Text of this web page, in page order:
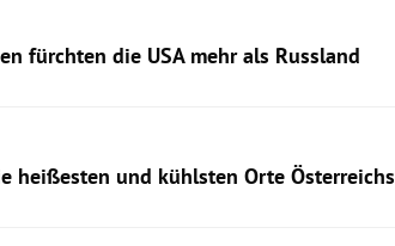
fürchten die USA mehr als Russland
heißesten und kühlsten Orte Österreichs